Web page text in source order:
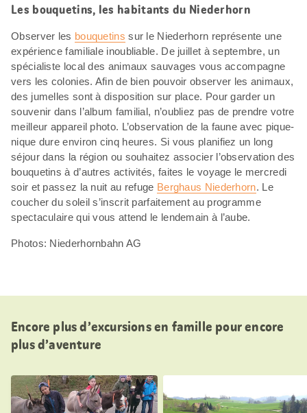
Les bouquetins, les habitants du Niederhorn
Observer les bouquetins sur le Niederhorn représente une
expérience familiale inoubliable. De juillet à septembre, un
spécialiste local des animaux sauvages vous accompagne
vers les colonies. Afin de bien pouvoir observer les animaux,
des jumelles sont à disposition sur place. Pour garder un
souvenir dans l’album familial, n’oubliez pas de prendre votre
meilleur appareil photo. L’observation de la faune avec pique-
nique dure environ cinq heures. Si vous planifiez un long
séjour dans la région ou souhaitez associer l’observation des
bouquetins à d’autres activités, faites le voyage le mercredi
soir et passez la nuit au refuge Berghaus Niederhorn. Le
coucher du soleil s’inscrit parfaitement au programme
spectaculaire qui vous attend le lendemain à l’aube.
Photos: Niederhornbahn AG
Encore plus d’excursions en famille pour encore
plus d’aventure